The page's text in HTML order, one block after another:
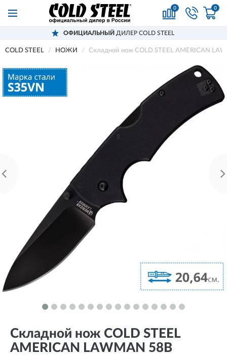
0 0
ОФИЦИАЛЬНЫЙ ДИЛЕР COLD STEEL
COLD STEEL НОЖИ Складной нож COLD STEEL AMERICAN
Складной нож COLD STEEL
AMERICAN LAWMAN 58B